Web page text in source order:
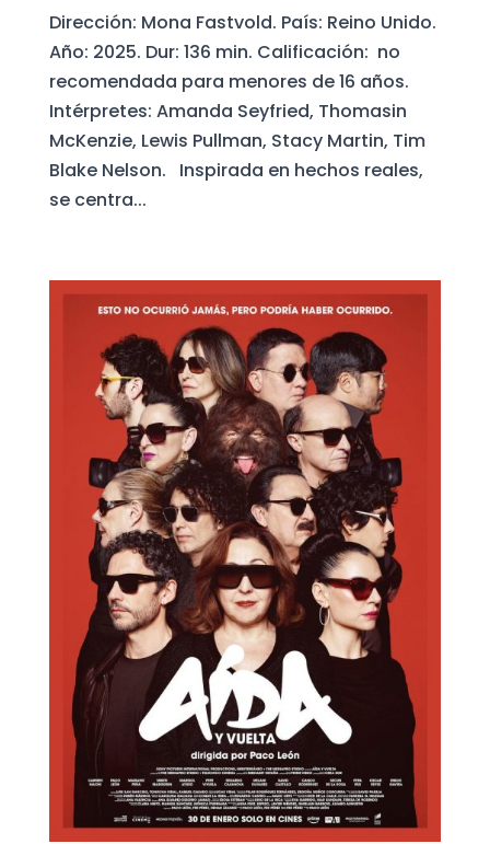
Dirección: Mona Fastvold. País: Reino Unido.
Año: 2025. Dur: 136 min. Calificación: no
recomendada para menores de 16 años.
Intérpretes: Amanda Seyfried, Thomasin
McKenzie, Lewis Pullman, Stacy Martin, Tim
Blake Nelson. Inspirada en hechos reales,
se centra...